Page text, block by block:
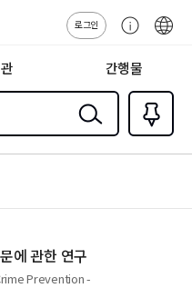
로그인
센
간행물
검색
즐겨찾
기0
에 관한 연구
Prevention -